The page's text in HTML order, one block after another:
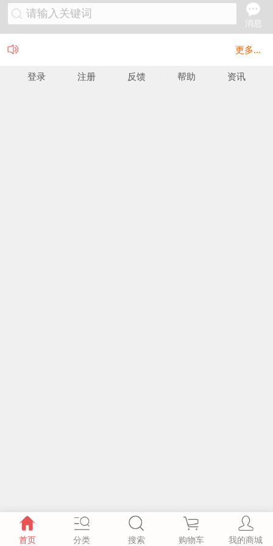
请输入关键词
消息
更多...
登录 注册 反馈 帮助 资讯
首页 分类 搜索 购物车 我的商城